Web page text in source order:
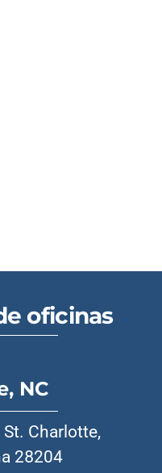
oficinas
NC
Charlotte,
28204